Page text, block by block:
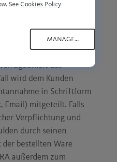
des
sich AVIRA die
vor, insbesondere
des
wird dem Kunden
in Schriftform
Email) mitgeteilt. Falls
Verpflichtung und
durch seinen
bestellten Ware
außerdem zum
See Cookies Policy
MANAGE...